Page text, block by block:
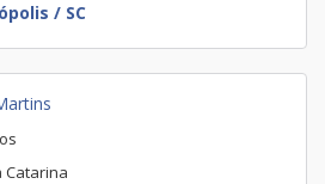
/ SC
Catarina